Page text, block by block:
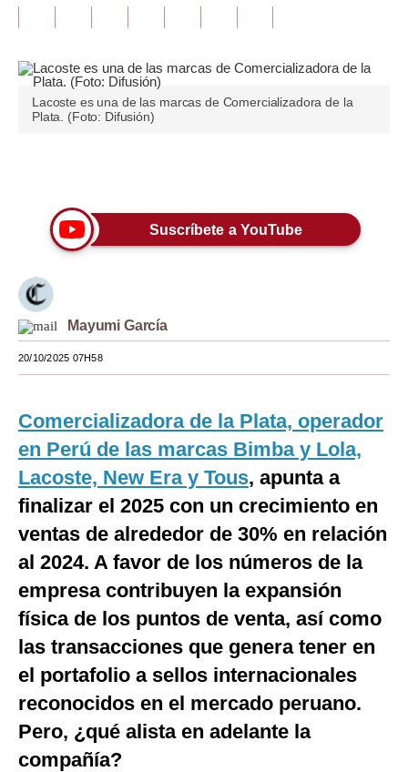
Blogs
Tendencias
Moda
Mundo
EEUU
México
Internacional
Tecnología
Mix
G de Gestión
Podcast
Gestión TV
Videos
Lacoste es una de las marcas de Comercializadora de la
Plata. (Foto: Difusión)
Suscríbete a YouTube
Mayumi García
20/10/2025 07H58
Comercializadora de la Plata, operador
en Perú de las marcas Bimba y Lola,
Lacoste, New Era y Tous, apunta a
finalizar el 2025 con un crecimiento en
ventas de alrededor de 30% en relación
al 2024. A favor de los números de la
empresa contribuyen la expansión
física de los puntos de venta, así como
las transacciones que genera tener en
el portafolio a sellos internacionales
reconocidos en el mercado peruano.
Pero, ¿qué alista en adelante la
compañía?